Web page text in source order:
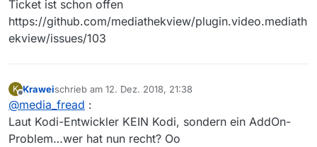
[plugin.video.mediathekview-0.5.0:Updater]: gz
decompression failed: [Errno 22] Invalid argument
22:17:43.175 T:18446744071768066336 NOTICE:
up downloads…
Repository installiert…
Das Debug-Log findet ihr hier
Mit Dank und Gruß,
Ticket ist schon offen
https://github.com/mediathekview/plugin.video.mediath
ekview/issues/103
K
Offline
Kraweischrieb am 12. Dez. 2018, 21:38
zuletzt editiert von
@media_fread :
Laut Kodi-Entwickler KEIN Kodi, sondern ein AddOn-
Problem…wer hat nun recht? Oo